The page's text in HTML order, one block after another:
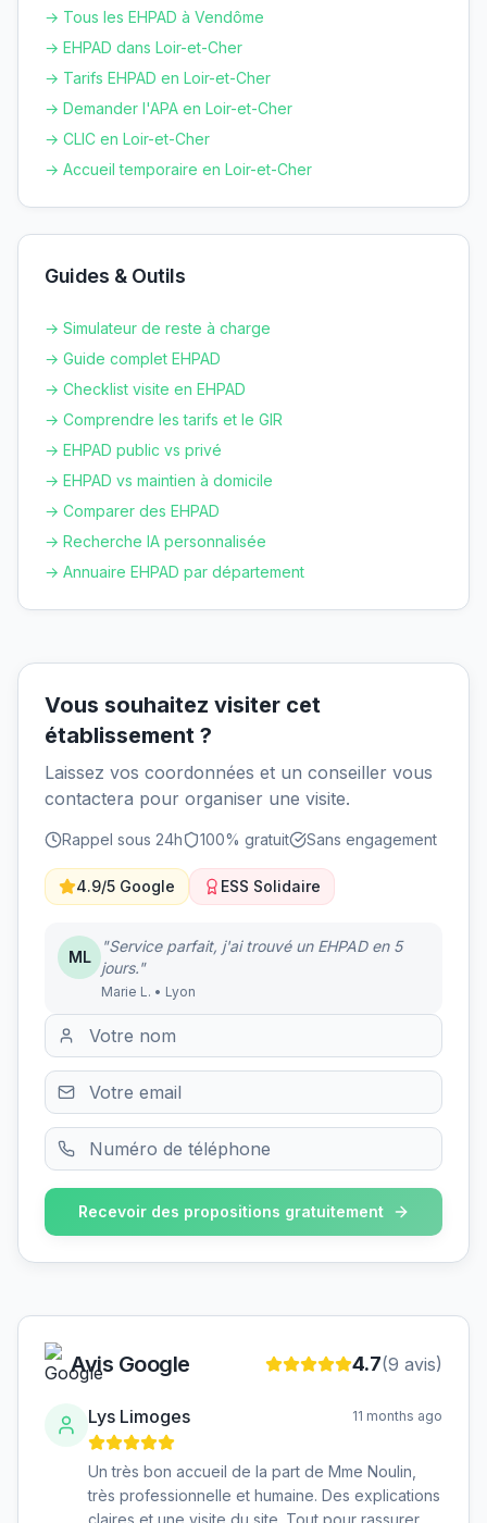
→ Tous les EHPAD à Vendôme
→ EHPAD dans Loir-et-Cher
→ Tarifs EHPAD en Loir-et-Cher
→ Demander l'APA en Loir-et-Cher
→ CLIC en Loir-et-Cher
→ Accueil temporaire en Loir-et-Cher
Guides & Outils
→ Simulateur de reste à charge
→ Guide complet EHPAD
→ Checklist visite en EHPAD
→ Comprendre les tarifs et le GIR
→ EHPAD public vs privé
→ EHPAD vs maintien à domicile
→ Comparer des EHPAD
→ Recherche IA personnalisée
→ Annuaire EHPAD par département
Vous souhaitez visiter cet
établissement ?
Laissez vos coordonnées et un conseiller vous
contactera pour organiser une visite.
Rappel sous 24h 100% gratuit Sans engagement
4.9/5 Google ESS Solidaire
ML
"Service parfait, j'ai trouvé un EHPAD en 5
jours."
Marie L. • Lyon
Recevoir des propositions gratuitement
Avis Google 4.7(9 avis)
Lys Limoges 11 months ago
Un très bon accueil de la part de Mme Noulin,
très professionnelle et humaine. Des explications
claires et une visite du site. Tout pour rassurer